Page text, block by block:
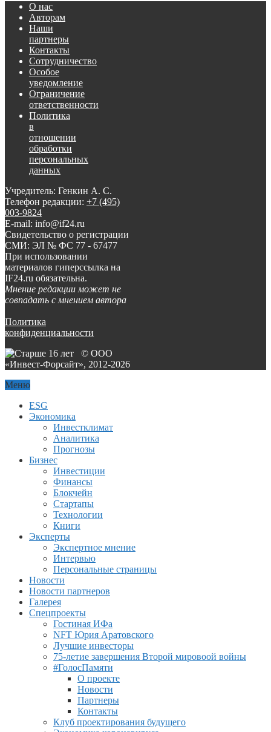
О нас
Авторам
Наши
партнеры
Контакты
Сотрудничество
Особое
уведомление
Ограничение
ответственности
Политика
в
отношении
обработки
персональных
данных
Учредитель: Генкин А. С.
Телефон редакции: +7 (495)
003-9824
E-mail: info@if24.ru
Свидетельство о регистрации
СМИ: ЭЛ № ФС 77 - 67477
При использовании
материалов гиперссылка на
IF24.ru обязательна.
Мнение редакции может не
совпадать с мнением автора
Политика
конфиденциальности
© ООО
«Инвест-Форсайт», 2012-2026
Меню
ESG
Экономика
Инвестклимат
Аналитика
Прогнозы
Бизнес
Инвестиции
Финансы
Блокчейн
Стартапы
Технологии
Книги
Эксперты
Экспертное мнение
Интервью
Персональные страницы
Новости
Новости партнеров
Галерея
Спецпроекты
Гостиная ИФа
NFT Юрия Аратовского
Лучшие инвесторы
75-летие завершения Второй мировоой войны
#ГолосПамяти
О проекте
Новости
Партнеры
Контакты
Клуб проектирования будущего